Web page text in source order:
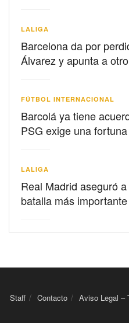
LALIGA
Barcelona da por
Álvarez y apunta a
FÚTBOL INTERNACIONAL
Barcolá ya tiene
PSG exige una fortuna
LALIGA
Real Madrid aseguró
batalla más
Staff Contacto Aviso Legal –